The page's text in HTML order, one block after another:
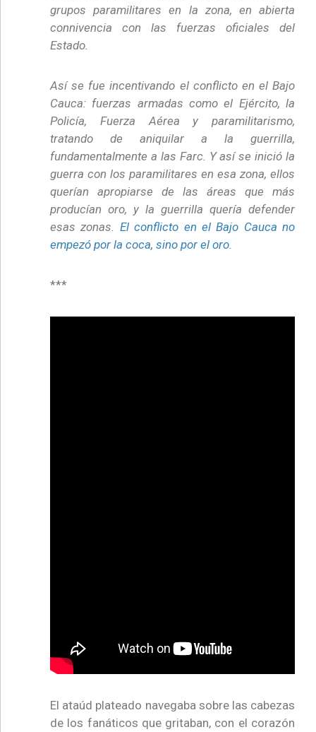
grupos paramilitares en la zona, en abierta
connivencia con las fuerzas oficiales del
Estado.
Así se fue incentivando el conflicto en el Bajo
Cauca: fuerzas armadas como el Ejército, la
Policía, Fuerza Aérea y paramilitarismo,
tratando de aniquilar a la guerrilla,
fundamentalmente a las Farc. Y así se inició la
guerra con los paramilitares en esa zona, ellos
querían apropiarse de las áreas que más
producían oro, y la guerrilla quería defender
esas zonas. El conflicto en el Bajo Cauca no
empezó por la coca, sino por el oro.
***
El ataúd plateado navegaba sobre las cabezas
de los fanáticos que gritaban, con el corazón